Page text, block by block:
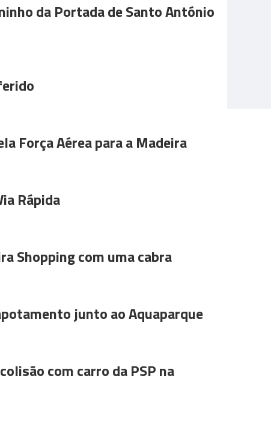
da Portada de Santo António
Força Aérea para a Madeira
Rápida
Shopping com uma cabra
junto ao Aquaparque
com carro da PSP na